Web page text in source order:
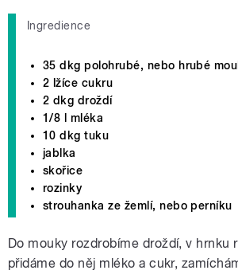
Ingredience
35 dkg polohrubé, nebo hrubé
2 lžíce cukru
2 dkg droždí
1/8 l mléka
10 dkg tuku
jablka
skořice
rozinky
strouhanka ze žemlí, nebo perníku
Do mouky rozdrobíme droždí, v hrnku
přidáme do něj mléko a cukr,